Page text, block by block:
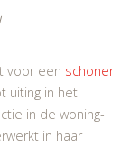
voor een schoner
uiting in het
in de woning-
in haar